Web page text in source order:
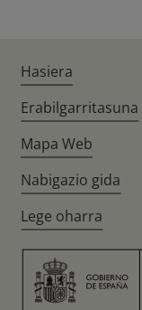
Hasiera
Erabilgarritasuna
Mapa Web
Nabigazio gida
Lege oharra